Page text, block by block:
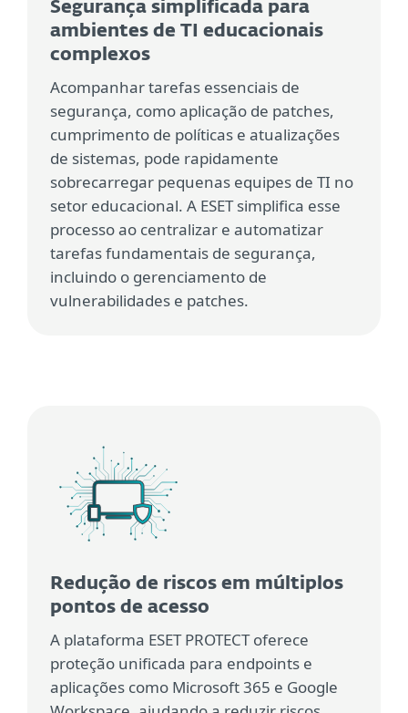
Segurança simplificada para
ambientes de TI educacionais
complexos
Acompanhar tarefas essenciais de
segurança, como aplicação de patches,
cumprimento de políticas e atualizações
de sistemas, pode rapidamente
sobrecarregar pequenas equipes de TI no
setor educacional. A ESET simplifica esse
processo ao centralizar e automatizar
tarefas fundamentais de segurança,
incluindo o gerenciamento de
vulnerabilidades e patches.
Redução de riscos em múltiplos
pontos de acesso
A plataforma ESET PROTECT oferece
proteção unificada para endpoints e
aplicações como Microsoft 365 e Google